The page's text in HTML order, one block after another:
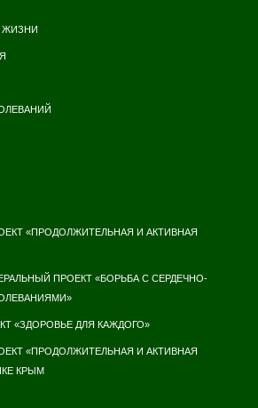
ЖИЗНИ
«ПРОДОЛЖИТЕЛЬНАЯ И АКТИВНАЯ
ПРОЕКТ «БОРЬБА С СЕРДЕЧНО-
«ЗДОРОВЬЕ ДЛЯ КАЖДОГО»
«ПРОДОЛЖИТЕЛЬНАЯ И АКТИВНАЯ
КРЫМ